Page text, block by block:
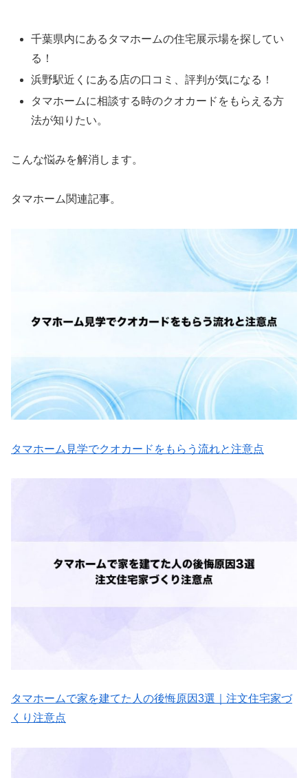
千葉県内にあるタマホームの住宅展示場を探してい
る！
浜野駅近くにある店の口コミ、評判が気になる！
タマホームに相談する時のクオカードをもらえる方
法が知りたい。
こんな悩みを解消します。
タマホーム関連記事。
タマホーム見学でクオカードをもらう流れと注意点
タマホームで家を建てた人の後悔原因3選｜注文住宅家づ
くり注意点